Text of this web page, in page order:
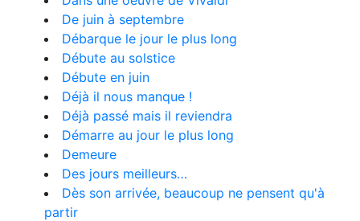
De juin à septembre
Débarque le jour le plus long
Débute au solstice
Débute en juin
Déjà il nous manque !
Déjà passé mais il reviendra
Démarre au jour le plus long
Demeure
Des jours meilleurs…
Dès son arrivée, beaucoup ne pensent qu'à
partir